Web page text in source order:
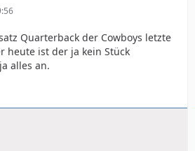
Quarterback der Cowboys letzte
heute ist der ja kein Stück
alles an.